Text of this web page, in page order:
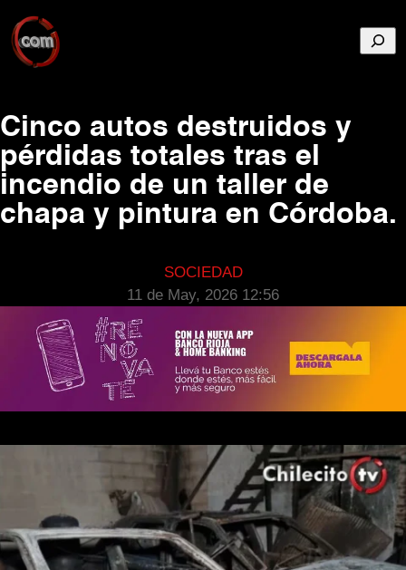
Cinco autos destruidos y
pérdidas totales tras el
incendio de un taller de
chapa y pintura en Córdoba.
SOCIEDAD
11 de May, 2026 12:56